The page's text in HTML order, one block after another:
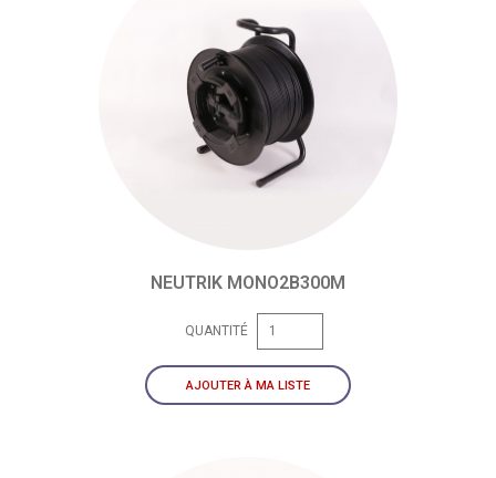
NEUTRIK MONO2B300M
QUANTITÉ
AJOUTER À MA LISTE